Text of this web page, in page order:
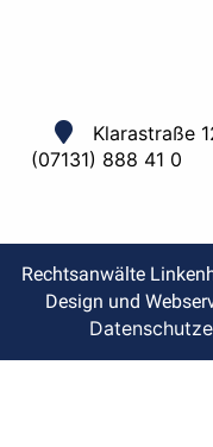
Klarastraße
(07131) 888 41 0
Rechtsanwälte
Design und